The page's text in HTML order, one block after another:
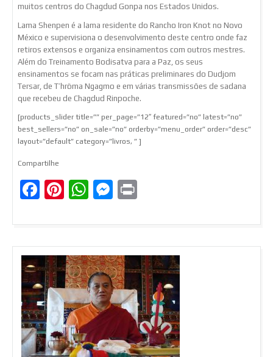
muitos centros do Chagdud Gonpa nos Estados Unidos.
Lama Shenpen é a lama residente do Rancho Iron Knot no Novo
México e supervisiona o desenvolvimento deste centro onde faz
retiros extensos e organiza ensinamentos com outros mestres.
Além do Treinamento Bodisatva para a Paz, os seus
ensinamentos se focam nas práticas preliminares do Dudjom
Tersar, de T’hröma Ngagmo e em várias transmissões de sadana
que recebeu de Chagdud Rinpoche.
[products_slider title=”” per_page=”12″ featured=”no” latest=”no”
best_sellers=”no” on_sale=”no” orderby=”menu_order” order=”desc”
layout=”default” category=”livros, ” ]
Compartilhe
Facebook
Pinterest
WhatsApp
Messenger